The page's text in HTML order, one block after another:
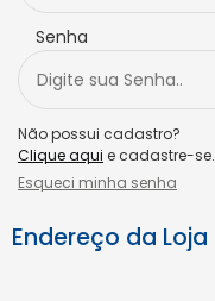
Senha
Não possui cadastro?
Clique aqui e cadastre-se.
Esqueci minha senha
Endereço da Loja